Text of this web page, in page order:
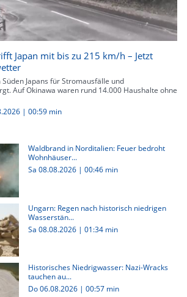
Japan mit bis zu 215 km/h – Jetzt
Japans für Stromausfälle und
Auf Okinawa waren rund 14.000 Haushalte ohne
| 00:59 min
Waldbrand in Norditalien: Feuer bedroht
Wohnhäuser...
Sa 08.08.2026 | 00:46 min
Ungarn: Regen nach historisch niedrigen
Wasserstän...
Sa 08.08.2026 | 01:34 min
Historisches Niedrigwasser: Nazi-Wracks
tauchen au...
Do 06.08.2026 | 00:57 min